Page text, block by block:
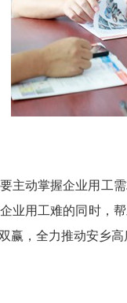
主动掌握企业用工
业用工难的同时，
赢，全力推动安乡